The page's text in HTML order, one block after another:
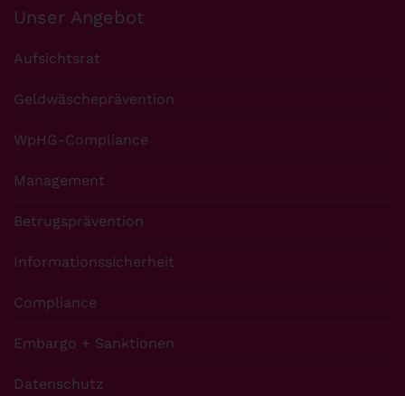
Unser Angebot
Aufsichtsrat
Geldwäscheprävention
WpHG-Compliance
Management
Betrugsprävention
Informationssicherheit
Compliance
Embargo + Sanktionen
Datenschutz